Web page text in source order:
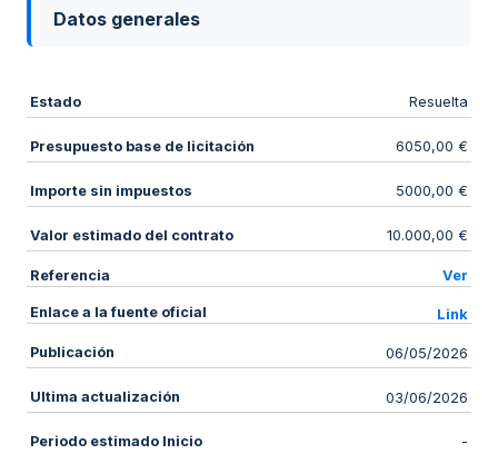
Datos generales
Estado Resuelta
Presupuesto base de licitación 6050,00 €
Importe sin impuestos 5000,00 €
Valor estimado del contrato 10.000,00 €
Referencia Ver
Enlace a la fuente oficial Link
Publicación 06/05/2026
Ultima actualización 03/06/2026
Periodo estimado Inicio -